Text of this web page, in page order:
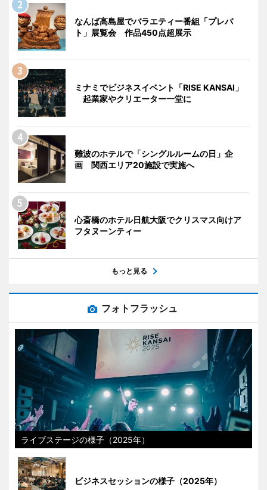
なんば高島屋でバラエティー番組「プレバ
ト」展覧会 作品450点超展示
ミナミでビジネスイベント「RISE KANSAI」
起業家やクリエーター一堂に
難波のホテルで「シングルルームの日」企
画 関西エリア20施設で実施へ
心斎橋のホテル日航大阪でクリスマス向けア
フタヌーンティー
もっと見る
フォトフラッシュ
ライブステージの様子（2025年）
ビジネスセッションの様子（2025年）